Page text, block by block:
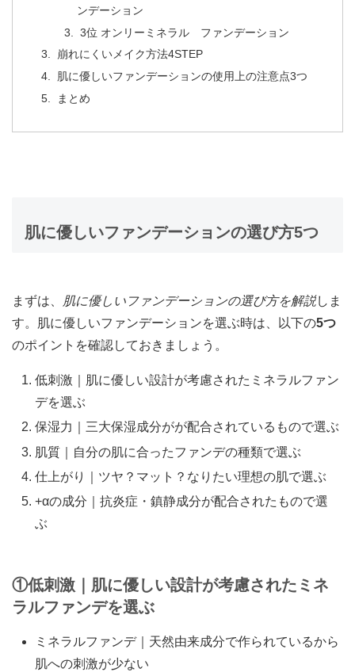
ンデーション
3位 オンリーミネラル ファンデーション
崩れにくいメイク方法4STEP
肌に優しいファンデーションの使用上の注意点3つ
まとめ
肌に優しいファンデーションの選び方5つ
まずは、 肌に優しいファンデーションの選び方を解説しま
す。肌に優しいファンデーションを選ぶ時は、以下の5つ
のポイントを確認しておきましょう。
低刺激｜肌に優しい設計が考慮されたミネラルファン
デを選ぶ
保湿力｜三大保湿成分がが配合されているもので選ぶ
肌質｜自分の肌に合ったファンデの種類で選ぶ
仕上がり｜ツヤ？マット？なりたい理想の肌で選ぶ
+αの成分｜抗炎症・鎮静成分が配合されたもので選
ぶ
①低刺激｜肌に優しい設計が考慮されたミネ
ラルファンデを選ぶ
ミネラルファンデ｜天然由来成分で作られているから
肌への刺激が少ない